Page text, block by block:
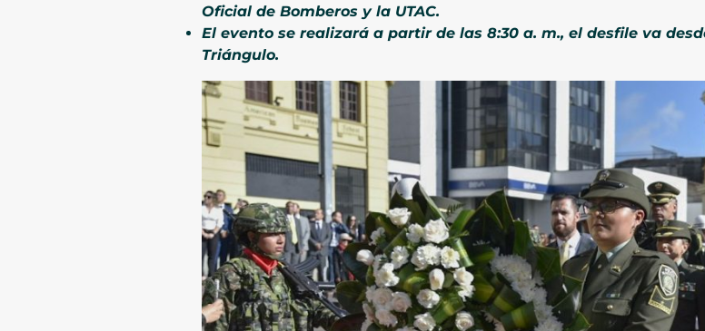
Oficial de Bomberos y la UTAC.
El evento se realizará a partir de las 8:30 a. m., el desfile va
Triángulo.